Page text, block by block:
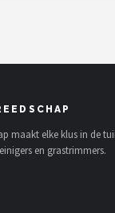
maakt elke klus in de
en grastrimmers.